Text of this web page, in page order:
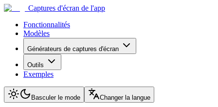
Captures d'écran de l'app
Fonctionnalités
Modèles
Générateurs de captures d'écran
Outils
Exemples
Basculer le mode Changer la langue